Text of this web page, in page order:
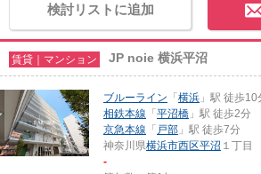
検討リストに追加
賃貸｜マンション JP noie 横浜平沼
ブルーライン 「 横浜 」駅 徒歩10
相鉄本線 「 平沼橋 」駅 徒歩2分
京急本線 「 戸部 」駅 徒歩7分
神奈川県横浜市西区平沼 １丁目
-